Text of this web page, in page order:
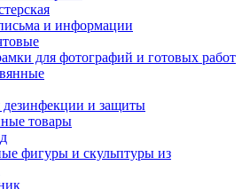
и информации
для фотографий и готовых работ
дезинфекции и защиты
товары
фигуры и скульптуры из